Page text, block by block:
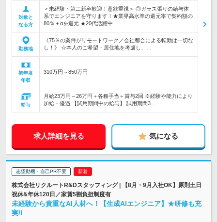
対象と
なる方
＜未経験・第二新卒歓迎！意欲重視＞ ◎ガラス張りの給与体
系でエンジニアを守ります！★業界高水準の還元率で契約額の
80％＋αを還元 ★20代活躍中
勤務地
《75％の案件がリモートワーク／会社都合による転勤は一切な
し！》 ☆本人のご希望・居住地を考慮し、…
初年度
年収
310万円～850万円
給与
月給23万円～26万円＋各種手当＋賞与2回 ※経験や能力により
加給・優遇 【試用期間中の給与】 試用期間3…
求人詳細を見る 気になる
志望動機・自己PR不要
株式会社リクルートR&Dスタッフィング | 【8月・9月入社OK】原則土日
祝休&年休120日／家賃5割負担制度有
未経験から貴重なAI人材へ！【生成AIエンジニア】★研修も充
実/l